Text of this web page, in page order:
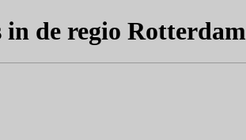
de regio Rotterdam